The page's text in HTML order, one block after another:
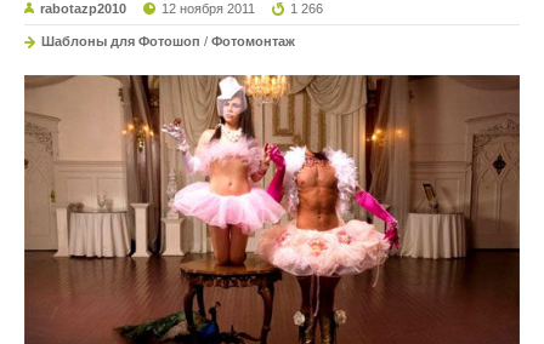
rabotazp2010 12 ноября 2011 1 266
Шаблоны для Фотошоп / Фотомонтаж